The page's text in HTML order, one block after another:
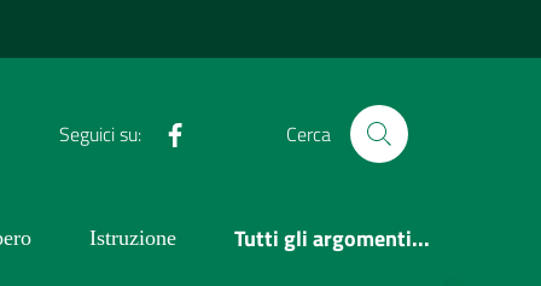
Seguici su: Cerca
Istruzione Tutti gli argomenti...